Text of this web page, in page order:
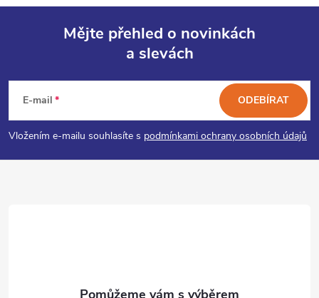
p
a
Mějte přehled o novinkách
a slevách
E-mail
Vložením e-mailu souhlasíte s podmínkami ochrany osobních údajů
ODEBÍRAT